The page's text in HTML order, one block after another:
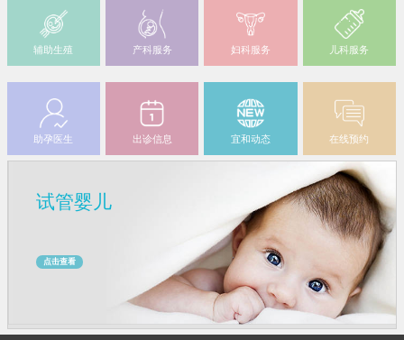
辅助生殖 产科服务 妇科服务 儿科服务
助孕医生 出诊信息 宜和动态 在线预约
试管婴儿
点击查看